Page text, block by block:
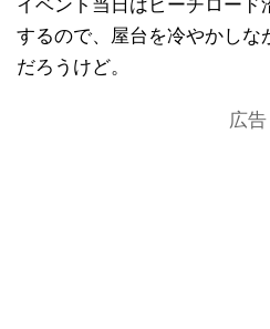
イベント当日はビーチロード
するので、屋台を冷やかしな
だろうけど。
広告